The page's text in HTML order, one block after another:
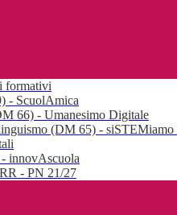
formativi
- ScuolAmica
66) - Umanesimo Digitale
(DM 65) - siSTEMiamo
innovAscuola
- PN 21/27